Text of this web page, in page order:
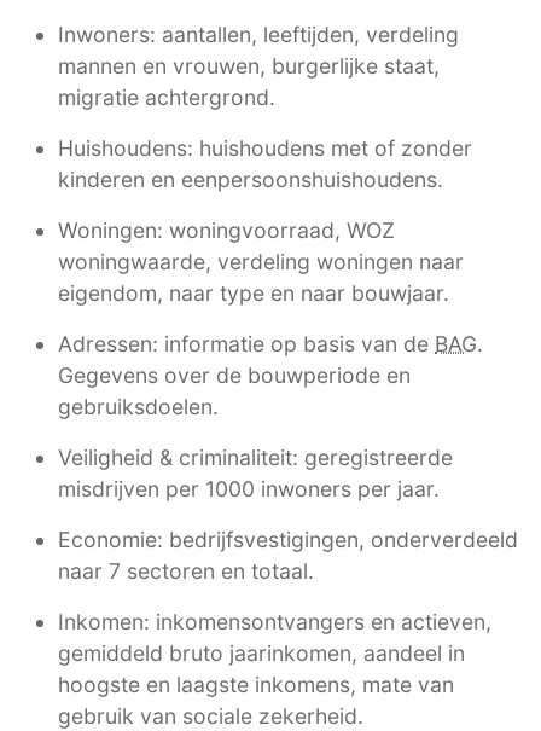
Inwoners: aantallen, leeftijden, verdeling
mannen en vrouwen, burgerlijke staat,
migratie achtergrond.
Huishoudens: huishoudens met of zonder
kinderen en eenpersoonshuishoudens.
Woningen: woningvoorraad, WOZ
woningwaarde, verdeling woningen naar
eigendom, naar type en naar bouwjaar.
Adressen: informatie op basis van de BAG.
Gegevens over de bouwperiode en
gebruiksdoelen.
Veiligheid & criminaliteit: geregistreerde
misdrijven per 1000 inwoners per jaar.
Economie: bedrijfsvestigingen, onderverdeeld
naar 7 sectoren en totaal.
Inkomen: inkomensontvangers en actieven,
gemiddeld bruto jaarinkomen, aandeel in
hoogste en laagste inkomens, mate van
gebruik van sociale zekerheid.